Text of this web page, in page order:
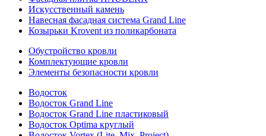
Искусственный камень
Навесная фасадная система Grand Line
Козырьки Krovent из поликарбоната
Обустройство кровли
Комплектующие кровли
Элементы безопасности кровли
Водосток
Водосток Grand Line
Водосток Grand Line пластиковый
Водосток Optima круглый